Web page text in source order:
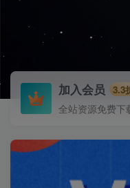
加入会员 3.3
全站资源免费下